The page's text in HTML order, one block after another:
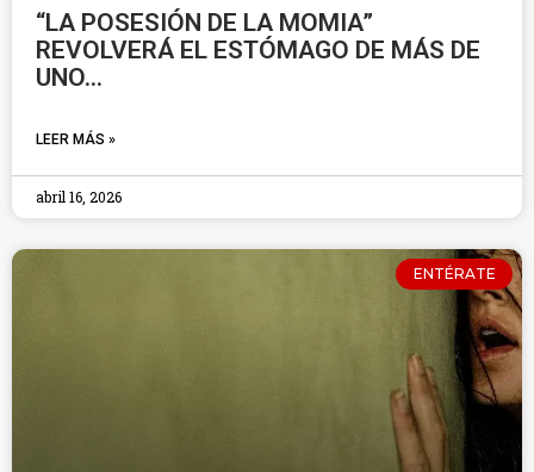
“LA POSESIÓN DE LA MOMIA”
REVOLVERÁ EL ESTÓMAGO DE MÁS DE
UNO…
LEER MÁS »
abril 16, 2026
ENTÉRATE